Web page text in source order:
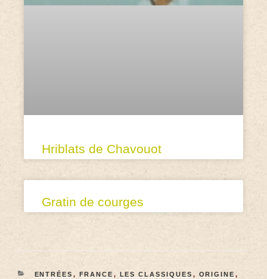
Hriblats de Chavouot
Gratin de courges
ENTRÉES , FRANCE , LES CLASSIQUES , ORIGINE ,